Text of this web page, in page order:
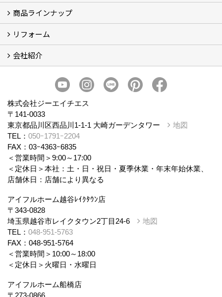
アイフルホームについて (5)
商品ラインナップ
商品ラインナップ
リフォーム
まるごと断熱リフォーム
イベント情報
施工事例
会社紹介
スタッフ紹介
個人情報保護方針
株式会社ジーエイチエス
〒141-0033
東京都品川区西品川1-1-1 大崎ガーデンタワー
地図
TEL： 050ｰ1791ｰ2204
FAX：03ｰ4363ｰ6835
＜営業時間＞9:00～17:00
＜定休日＞本社：土・日・祝日・夏季休業・年末年始休業、
店舗休日：店舗により異なる
アイフルホーム越谷ﾚｲｸﾀｳﾝ店
〒343-0828
埼玉県越谷市レイクタウン2丁目24-6
地図
TEL： 048-951-5763
FAX：048-951-5764
＜営業時間＞10:00～18:00
＜定休日＞火曜日・水曜日
アイフルホーム船橋店
〒273-0866